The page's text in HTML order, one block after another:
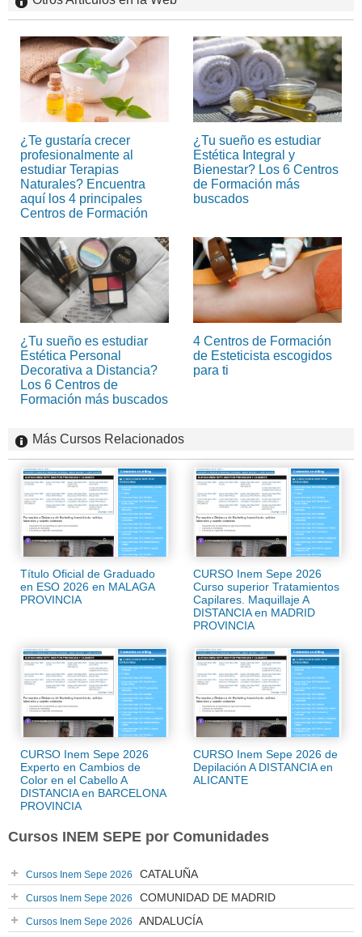
¿Te gustaría crecer
profesionalmente al
estudiar Terapias
Naturales? Encuentra
aquí los 4 principales
Centros de Formación
¿Tu sueño es estudiar
Estética Integral y
Bienestar? Los 6 Centros
de Formación más
buscados
¿Tu sueño es estudiar
Estética Personal
Decorativa a Distancia?
Los 6 Centros de
Formación más buscados
4 Centros de Formación
de Esteticista escogidos
para ti
Más Cursos Relacionados
Título Oficial de Graduado
en ESO 2026 en MALAGA
PROVINCIA
CURSO Inem Sepe 2026
Curso superior Tratamientos
Capilares. Maquillaje A
DISTANCIA en MADRID
PROVINCIA
CURSO Inem Sepe 2026
Experto en Cambios de
Color en el Cabello A
DISTANCIA en BARCELONA
PROVINCIA
CURSO Inem Sepe 2026 de
Depilación A DISTANCIA en
ALICANTE
Cursos INEM SEPE por Comunidades
Cursos Inem Sepe 2026 CATALUÑA
Cursos Inem Sepe 2026 COMUNIDAD DE MADRID
Cursos Inem Sepe 2026 ANDALUCÍA